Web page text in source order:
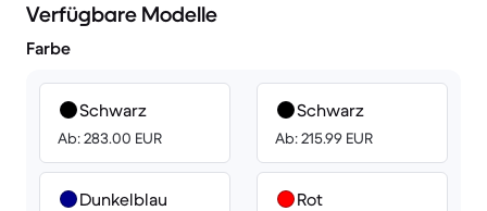
Verfügbare Modelle
Farbe
Schwarz
Ab: 283.00 EUR
Dunkelblau
Schwarz
Ab: 215.99 EUR
Rot